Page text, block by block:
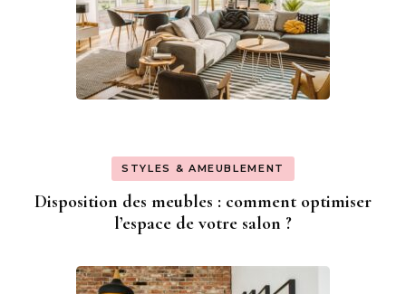
STYLES & AMEUBLEMENT
Disposition des meubles : comment optimiser
l’espace de votre salon ?